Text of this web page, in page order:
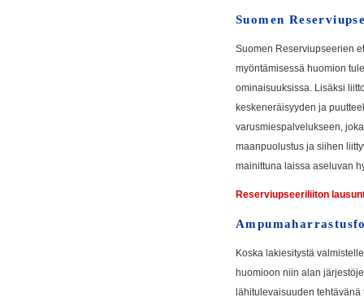
Suomen
Suomen Reserviupseerien
myöntämisessä huomion
ominaisuuksissa. Lisäksi
keskeneräisyyden ja
varusmiespalvelukseen,
maanpuolustus ja siihen
mainittuna laissa aseluvan
Reserviupseeriliiton
Koska lakiesitystä
huomioon niin alan
lähitulevaisuuden